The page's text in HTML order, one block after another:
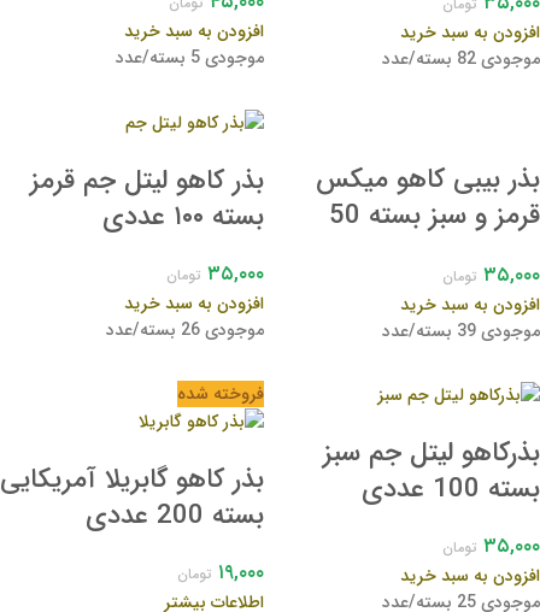
تومان
افزودن به سبد خرید
موجودی 82 بسته/عدد
افزودن به سبد خرید
موجودی 5 بسته/عدد
بذر بیبی کاهو میکس
قرمز و سبز بسته 50
۳۵,۰۰۰ تومان
افزودن به سبد خرید
موجودی 39 بسته/عدد
بذر کاهو لیتل جم قرمز
بسته ۱۰۰ عددی
۳۵,۰۰۰ تومان
افزودن به سبد خرید
موجودی 26 بسته/عدد
بذرکاهو لیتل جم سبز
بسته 100 عددی
۳۵,۰۰۰ تومان
افزودن به سبد خرید
موجودی 25 بسته/عدد
فروخته شده
بذر کاهو گابریلا آمریکایی
بسته 200 عددی
۱۹,۰۰۰ تومان
اطلاعات بیشتر